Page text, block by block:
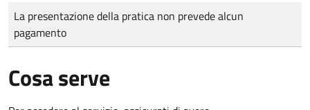
Tipo di pagamento
Importo
La presentazione della pratica non prevede alcun
pagamento
Cosa serve